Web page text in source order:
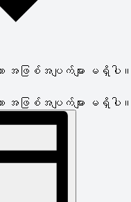
အဖြစ်အပျက်များ မရှိပါ။
အဖြစ်အပျက်များ မရှိပါ။